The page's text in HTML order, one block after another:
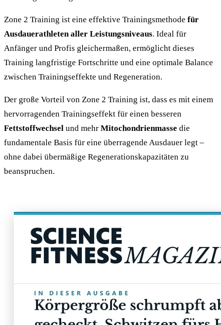
Zone 2 Training ist eine effektive Trainingsmethode für
Ausdauerathleten aller Leistungsniveaus. Ideal für
Anfänger und Profis gleichermaßen, ermöglicht dieses
Training langfristige Fortschritte und eine optimale Balance
zwischen Trainingseffekte und Regeneration.
Der große Vorteil von Zone 2 Training ist, dass es mit einem
hervorragenden Trainingseffekt für einen besseren
Fettstoffwechsel und mehr Mitochondrienmasse die
fundamentale Basis für eine überragende Ausdauer legt –
ohne dabei übermäßige Regenerationskapazitäten zu
beanspruchen.